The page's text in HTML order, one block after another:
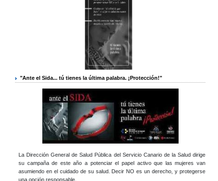
"Ante el Sida... tú tienes la última palabra. ¡Protección!"
La Dirección General de Salud Pública del Servicio Canario de la Salud dirige
su campaña de este año a potenciar el papel activo que las mujeres van
asumiendo en el cuidado de su salud. Decir NO es un derecho, y protegerse
una opción responsable.